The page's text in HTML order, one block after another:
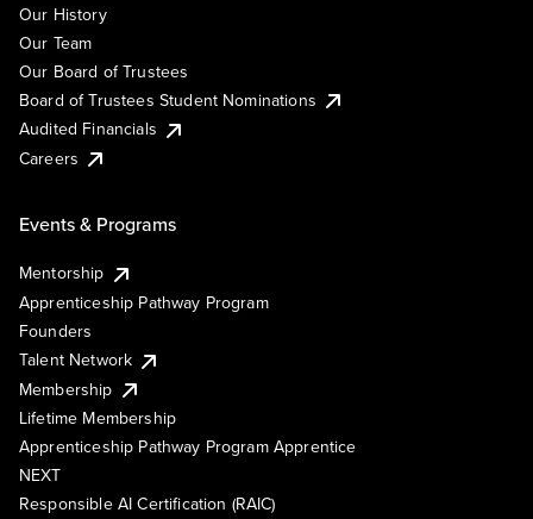
Our History
Our Team
Our Board of Trustees
Board of Trustees Student Nominations
Audited Financials
Careers
Events & Programs
Mentorship
Apprenticeship Pathway Program
Founders
Talent Network
Membership
Lifetime Membership
Apprenticeship Pathway Program Apprentice
NEXT
Responsible AI Certification (RAIC)